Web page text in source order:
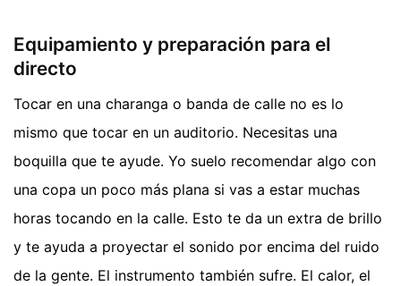
Equipamiento y preparación para el
directo
Tocar en una charanga o banda de calle no es lo
mismo que tocar en un auditorio. Necesitas una
boquilla que te ayude. Yo suelo recomendar algo con
una copa un poco más plana si vas a estar muchas
horas tocando en la calle. Esto te da un extra de brillo
y te ayuda a proyectar el sonido por encima del ruido
de la gente. El instrumento también sufre. El calor, el